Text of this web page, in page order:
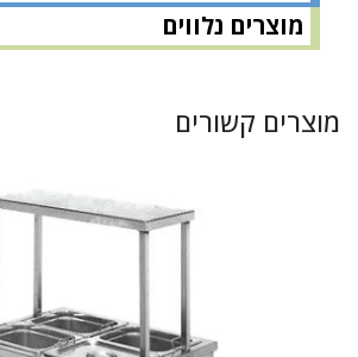
מוצרים נלווים
מוצרים קשורים